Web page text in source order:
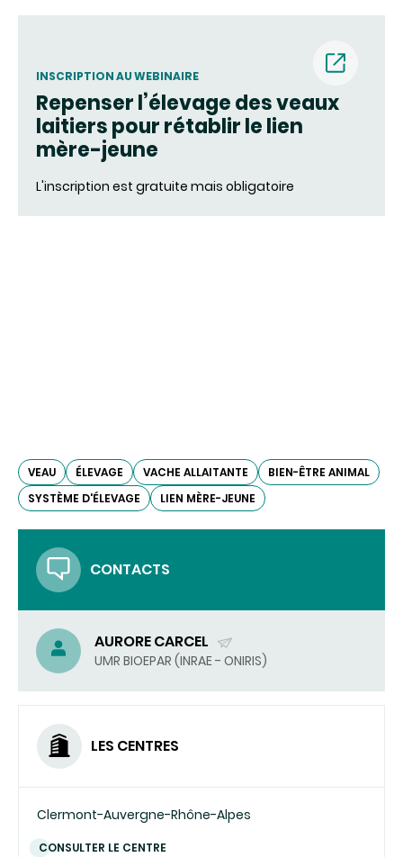
la
mère
et
vaches
INSCRIPTION AU WEBINAIRE
Repenser l’élevage des veaux
laitiers pour rétablir le lien
mère-jeune
L'inscription est gratuite mais obligatoire
VEAU ÉLEVAGE VACHE ALLAITANTE
BIEN-ÊTRE ANIMAL
SYSTÈME D'ÉLEVAGE
LIEN MÈRE-JEUNE
CONTACTS
AURORE CARCEL
(ENVOYER
COURRIEL)
UMR BIOEPAR (INRAE - ONIRIS)
LES CENTRES
Clermont-Auvergne-Rhône-Alpes
CONSULTER LE CENTRE